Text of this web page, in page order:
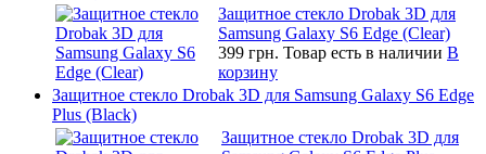
Защитное стекло Drobak 3D для
Samsung Galaxy S6 Edge (Clear)
399 грн. Товар есть в наличии В
корзину
Защитное стекло Drobak 3D для Samsung Galaxy S6 Edge
Plus (Black)
Защитное стекло Drobak 3D для